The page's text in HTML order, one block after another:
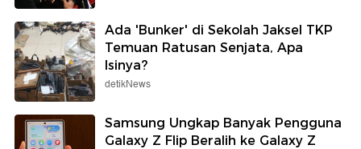
Ada 'Bunker' di Sekolah Jaksel TKP
Temuan Ratusan Senjata, Apa
Isinya?
detikNews
Samsung Ungkap Banyak Pengguna
Galaxy Z Flip Beralih ke Galaxy Z